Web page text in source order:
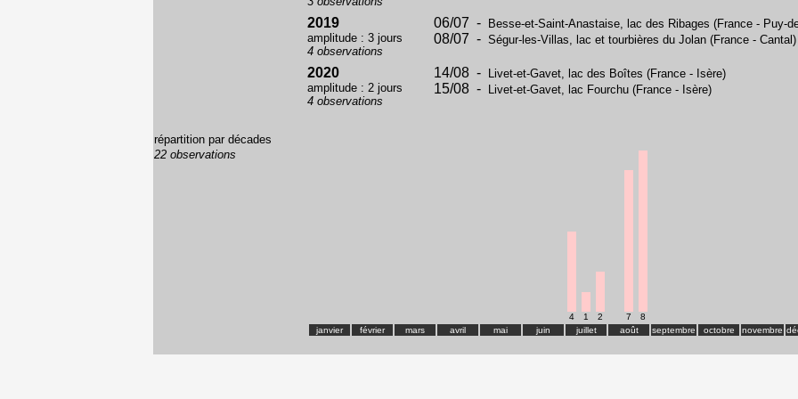
2019
amplitude : 3 jours
4 observations
06/07 - Besse-et-Saint-Anastaise, lac des Ribages (France - Puy-
08/07 - Ségur-les-Villas, lac et tourbières du Jolan (France - Cantal)
2020
amplitude : 2 jours
4 observations
14/08 - Livet-et-Gavet, lac des Boîtes (France - Isère)
15/08 - Livet-et-Gavet, lac Fourchu (France - Isère)
répartition par décades
22 observations
4 1 2 7
8
janvier
février mars avril mai juin juillet août septembre octobre novembre